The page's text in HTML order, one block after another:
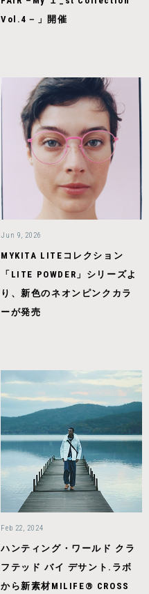
Vol.4－」開催
Jun 9, 2026
MYKITA LITEコレクション
「LITE POWDER」シリーズよ
り、新色のネオンピンクカラ
ーが発売
Feb 22, 2024
ハンティング・ワールド クラ
フテッド バイ デサント.ラボ
から新素材MILIFE® CROSS